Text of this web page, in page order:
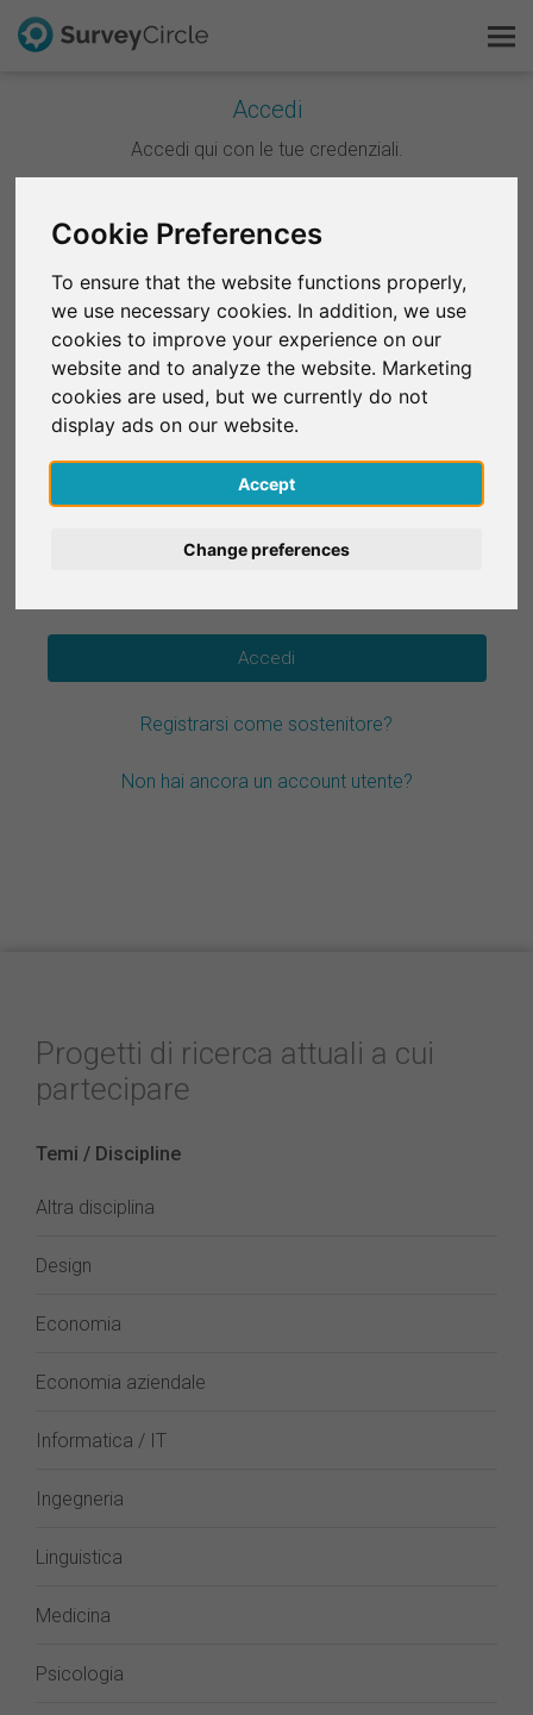
Cookie Preferences
To ensure that the website functions properly,
we use necessary cookies. In addition, we use
cookies to improve your experience on our
website and to analyze the website. Marketing
cookies are used, but we currently do not
display ads on our website.
Accept
Change preferences
Accedi
Accedi qui con le tue credenziali.
Continua con Google
Continua con Facebook
OPPURE
E-mail*
Password*
Registrarsi come sostenitore?
Non hai ancora un account utente?
Progetti di ricerca attuali a cui
partecipare
Temi / Discipline
Altra disciplina
Design
Economia
Economia aziendale
Informatica / IT
Ingegneria
Linguistica
Medicina
Psicologia
Questo è SurveyCircle
FAQ
Registrati gratis
English
Deutsch
Français